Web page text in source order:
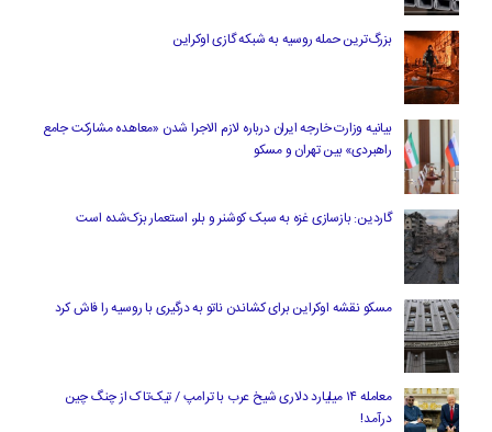
بزرگ‌ترین حمله روسیه به شبکه گازی اوکراین
بیانیه وزارت خارجه ایران درباره لازم‌ الاجرا شدن «معاهده مشارکت جامع
راهبردی» بین تهران و مسکو
گاردین: بازسازی غزه به سبک کوشنر و بلر، استعمار بزک‌شده است
مسکو نقشه اوکراین برای کشاندن ناتو به درگیری با روسیه را فاش کرد
معامله ۱۴ میلیارد دلاری شیخ عرب با ترامپ / تیک‌تاک از چنگ چین
درآمد!